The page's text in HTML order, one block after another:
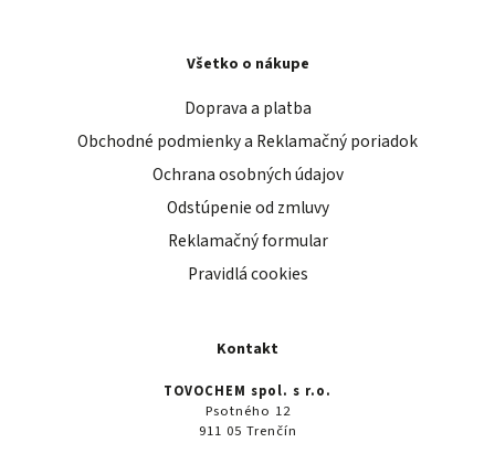
Všetko o nákupe
Doprava a platba
Obchodné podmienky a Reklamačný poriadok
Ochrana osobných údajov
Odstúpenie od zmluvy
Reklamačný formular
Pravidlá cookies
Kontakt
TOVOCHEM spol. s r.o.
Psotného 12
911 05 Trenčín